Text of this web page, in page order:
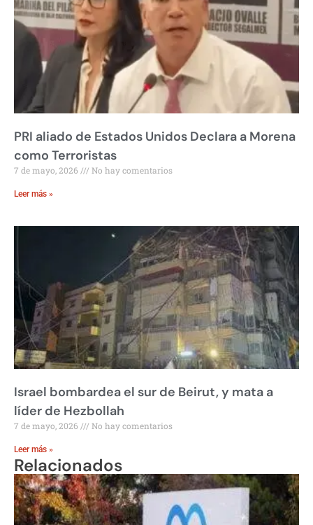
PRI aliado de Estados Unidos Declara a Morena
como Terroristas
7 de mayo, 2026 No hay comentarios
Leer más »
Israel bombardea el sur de Beirut, y mata a
líder de Hezbollah
7 de mayo, 2026 No hay comentarios
Leer más »
Relacionados